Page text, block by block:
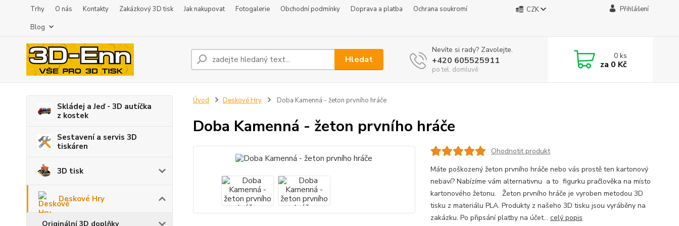
Trhy O nás Kontakty Zakázkový 3D tisk Jak nakupovat Fotogalerie Obchodní podmínky Doprava a platba
Ochrana soukromí
Blog
CZK Přihlášení
Hledat
Nevíte si rady? Zavolejte.
+420 605525911
po tel. domluvě
0ks
za 0 Kč
Skládej a Jeď - 3D autíčka
z kostek
Sestavení a servis 3D
tiskáren
3D tisk
Deskové Hry
Originální 3D doplňky
Úvod Deskové Hry Doba Kamenná - žeton prvního hráče
Doba Kamenná - žeton prvního hráče
Ohodnotit produkt
Máte poškozený žeton prvního hráče nebo vás prostě ten kartonový
nebaví? Nabízíme vám alternativnu a to figurku pračlověka na místo
kartonového žetonu. Žeton prvního hráče je vyroben metodou 3D
tisku z materiálu PLA. Produkty z našeho 3D tisku jsou vyráběny na
zakázku. Po připsání platby na účet... celý popis